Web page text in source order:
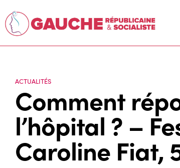
ACTUALITÉS
Comment
l’hôpital ? –
Caroline Fiat,